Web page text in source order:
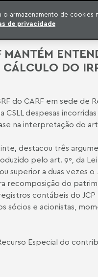
ÁREAS DE ATUAÇÃO
MANTÉM
DO
do CARF em sede
CSLL despesas
na interpretação do
destacou três
pelo art. 9º, da
superior a duas vezes
recomposição do
contábeis do
sócios e acionistas,
Especial do
armazenamento de cookies
de privacidade